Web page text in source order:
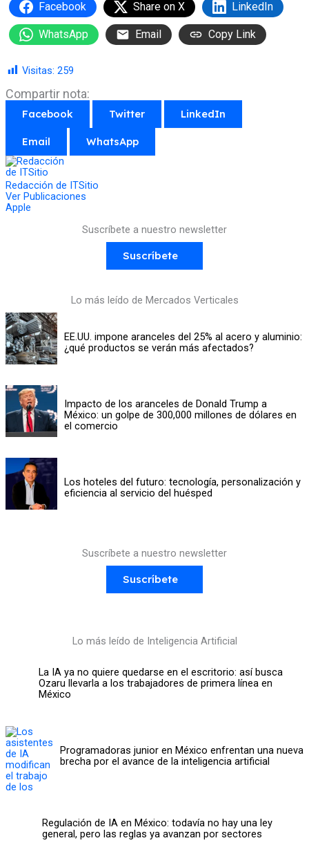
Facebook Share on X LinkedIn
WhatsApp Email Copy Link
Visitas: 259
Compartir nota:
Facebook Twitter LinkedIn
Email WhatsApp
Redacción de ITSitio
Ver Publicaciones
Apple
Suscríbete a nuestro newsletter
Suscríbete
Lo más leído de Mercados Verticales
EE.UU. impone aranceles del 25% al acero y aluminio:
¿qué productos se verán más afectados?
Impacto de los aranceles de Donald Trump a
México: un golpe de 300,000 millones de dólares en
el comercio
Los hoteles del futuro: tecnología, personalización y
eficiencia al servicio del huésped
Suscríbete a nuestro newsletter
Suscríbete
Lo más leído de Inteligencia Artificial
La IA ya no quiere quedarse en el escritorio: así busca
Ozaru llevarla a los trabajadores de primera línea en
México
Programadoras junior en México enfrentan una nueva
brecha por el avance de la inteligencia artificial
Regulación de IA en México: todavía no hay una ley
general, pero las reglas ya avanzan por sectores